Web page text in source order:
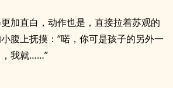
加直白，动作也是，直接拉着苏观的
腹上抚摸：“喏，你可是孩子的另外一
，我就……”